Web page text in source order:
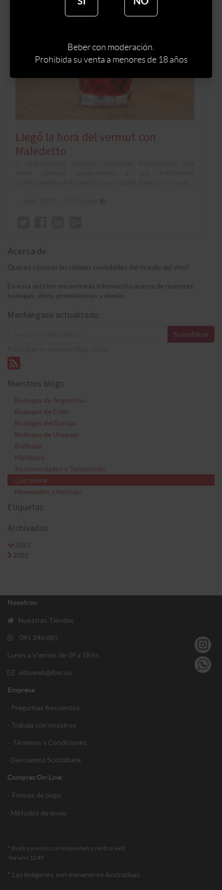
Llegó la hora del vermut con
Maledetto
Acerca de
Queres conocer las ultimas novedades del mundo del vino?
En esta sección encontrarás información acerca de nuestras
bodegas, vinos, premiaciones y demás.
Manténgase actualizado:
Suscribirse
Nuestros blogs
Bodegas de Argentina
Bodegas de Chile
Bodegas del Europa
Bodegas de Uruguay
Burbujas
Maridajes
Recomendados y Tendencias
Coctelería
Novedades y Noticias
Etiquetas
Archivados
2023
2022
Nosotros:
Nuestras Tiendas
095 240 685
Lunes a Viernes de 09 a 18 hs
sitioweb@iber.uy
Empresa:
· Preguntas frecuentes
· Trabaja con nosotros
· Términos y Condiciones
· Descuento Scotiabank
Compras On-Line:
· Formas de pago
· Métodos de envío
* Stock y precios corresponden a central web
Soriano 1249
* Las imágenes son meramente ilustrativas.
Beber con moderación.
Prohibida su venta a menores de 18 años